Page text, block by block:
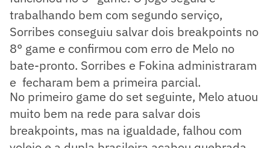
trabalhando bem com segundo serviço,
Sorribes conseguiu salvar dois breakpoints no
8° game e confirmou com erro de Melo no
bate-pronto. Sorribes e Fokina administraram
e fecharam bem a primeira parcial.
No primeiro game do set seguinte, Melo atuou
muito bem na rede para salvar dois
breakpoints, mas na igualdade, falhou com